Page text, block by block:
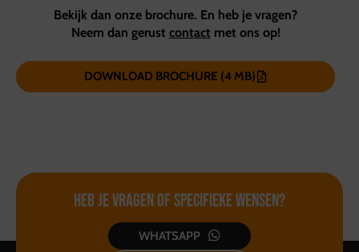
Bekijk dan onze brochure. En heb je vragen?
Neem dan gerust contact met ons op!
DOWNLOAD BROCHURE (4 MB)
Heb je vragen ofspecifieke wensen?
WHATSAPP